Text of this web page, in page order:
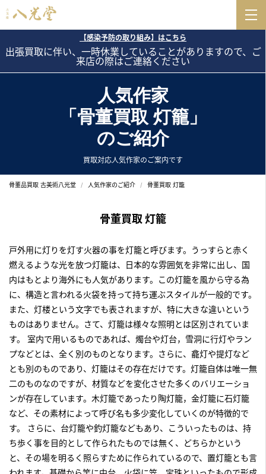
【感染予防の取り組み】はこちら
出張買取に伴い、一時休業していることがありますので、ご
来店の際はご連絡ください
人気作家
「骨董買取 灯籠」
のご紹介
買取対応人気作家のご案内です
骨董品買取 古美術八光堂 人気作家のご紹介 骨董買取 灯籠
骨董買取 灯籠
戸外用に灯りを灯す火器の事を灯籠と呼びます。うっすらと赤く
燃えるような光を放つ灯籠は、日本的な雰囲気を非常に出し、国
内はもとより海外にも人気があります。この灯籠を風から守る為
に、構造と言われる火袋を持って持ち運ぶスタイルが一般的です。
また、灯楼という文字でも表されますが、特に大きな違いという
ものはありません。さて、灯籠は様々な照明とは区別されていま
す。 室内で用いるものであれば、燭台や灯台，雪洞に行灯やラン
プなどとは、全く別のものとなります。さらに、龕灯や提灯など
とも別のものであり、灯籠はその存在だけです。灯籠自体は唯一無
二のものなのですが、材質などを変化させた多くのバリエーショ
ンが存在しています。木灯籠であったり陶灯籠，金灯籠に石灯籠
など、その素材によって呼び名も多少変化していくのが特徴的で
す。 さらに、台灯籠や釣灯籠などもあり、こういったものは、持
ち歩く事を目的として作られたものでは無く、どちらかという
と、その場を明るく照らすために作られているので、置灯籠とも言